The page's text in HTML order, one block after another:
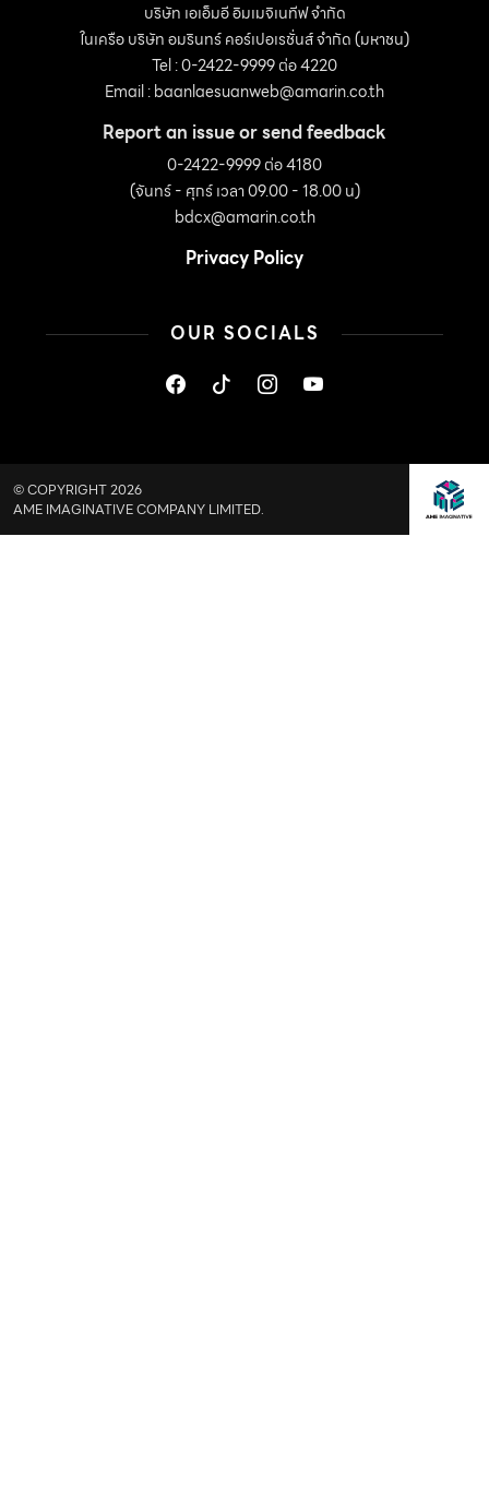
บริษัท เอเอ็มอี อิมเมจิเนทีฟ จำกัด
ในเครือ บริษัท อมรินทร์ คอร์เปอเรชั่นส์ จำกัด (มหาชน)
Tel : 0-2422-9999 ต่อ 4220
Email :baanlaesuanweb@amarin.co.th
Report an issue or send feedback
0-2422-9999 ต่อ 4180
(จันทร์ - ศุกร์ เวลา 09.00 - 18.00 น)
bdcx@amarin.co.th
Privacy Policy
OUR SOCIALS
© COPYRIGHT 2026
AME IMAGINATIVE COMPANY LIMITED.